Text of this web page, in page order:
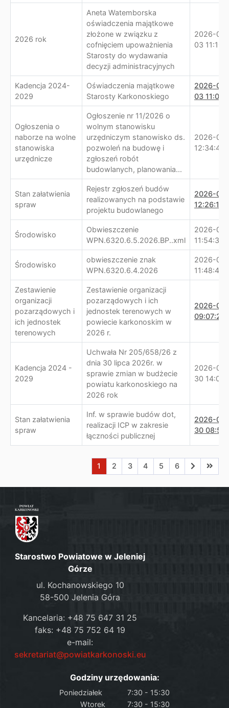
2026 rok
Aneta Watemborska
oświadczenia majątkowe
złożone w związku z
cofnięciem upoważnienia
Starosty do wydawania
decyzji administracyjnych
2026-08-
03
Kadencja 2024-
2029
Oświadczenia majątkowe
Starosty Karkonoskiego
2026-08-
03
Ogłoszenia o
naborze na wolne
stanowiska
urzędnicze
Ogłoszenie nr 11/2026 o
wolnym stanowisku
urzędniczym stanowisko ds.
pozwoleń na budowę i
zgłoszeń robót
budowlanych, planowania...
2026-
12:34:41
Stan załatwienia
spraw
Rejestr zgłoszeń budów
realizowanych na podstawie
projektu budowlanego
2026-
12:26:14
Środowisko
Obwieszczenie
WPN.6320.6.5.2026.BP..xml
2026-
11:54:33
Środowisko
obwieszczenie znak
WPN.6320.6.4.2026
2026-
11:48:45
Zestawienie
organizacji
pozarządowych i
ich jednostek
terenowych
Zestawienie organizacji
pozarządowych i ich
jednostek terenowych w
powiecie karkonoskim w
2026 r.
2026-
09:07:28
Kadencja 2024 -
2029
Uchwała Nr 205/658/26 z
dnia 30 lipca 2026r. w
sprawie zmian w budżecie
powiatu karkonoskiego na
2026 rok
2026-07-
30
Stan załatwienia
spraw
Inf. w sprawie budów dot,
realizacji ICP w zakresie
łączności publicznej
2026-07-
30
Aktualna strona nr 1
1 Przejdź do strony nr 2
2 Przejdź do strony nr 3
3 Przejdź do strony nr 4
4 Przejdź do strony
5 Przejdź do
6 Przejdź
Starostwo Powiatowe w Jeleniej
Górze
ul. Kochanowskiego 10
58-500 Jelenia Góra
Kancelaria: +48 75 647 31 25
faks: +48 75 752 64 19
e-mail:
sekretariat@powiatkarkonoski.eu
Godziny urzędowania:
Poniedziałek
7:30 - 15:30
Wtorek
7:30 - 15:30